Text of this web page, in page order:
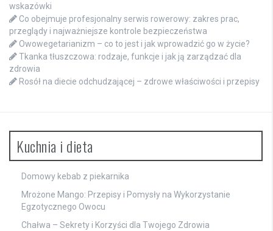
wskazówki
Co obejmuje profesjonalny serwis rowerowy: zakres prac,
przeglądy i najważniejsze kontrole bezpieczeństwa
Owowegetarianizm – co to jest i jak wprowadzić go w życie?
Tkanka tłuszczowa: rodzaje, funkcje i jak ją zarządzać dla
zdrowia
Rosół na diecie odchudzającej – zdrowe właściwości i przepisy
Kuchnia i dieta
Domowy kebab z piekarnika
Mrożone Mango: Przepisy i Pomysły na Wykorzystanie
Egzotycznego Owocu
Chałwa – Sekrety i Korzyści dla Twojego Zdrowia